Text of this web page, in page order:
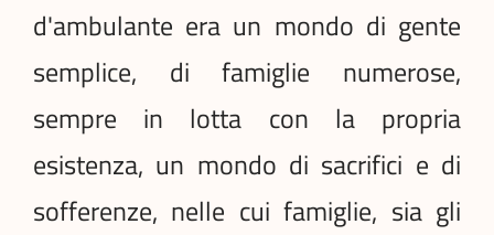
d'ambulante era un mondo di gente
semplice, di famiglie numerose,
sempre in lotta con la propria
esistenza, un mondo di sacrifici e di
sofferenze, nelle cui famiglie, sia gli